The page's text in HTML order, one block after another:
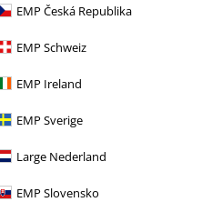
EMP Česká Republika
EMP Schweiz
EMP Ireland
EMP Sverige
Large Nederland
EMP Slovensko